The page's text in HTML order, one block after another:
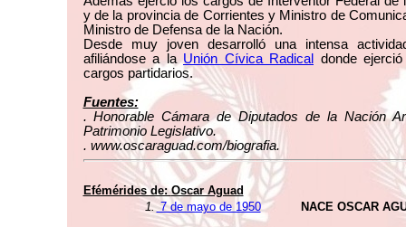
y de la provincia de Corrientes y Ministro de
Ministro de Defensa de la Nación.
Desde muy joven desarrolló una intensa
afiliándose a la Unión Cívica Radical
donde
cargos partidarios.
Fuentes:
. Honorable Cámara de Diputados de la Nación
Patrimonio Legislativo.
. www.oscaraguad.com/biografia.
Efémérides de:Oscar Aguad
1.7 de mayo de 1950 NACE OSCAR